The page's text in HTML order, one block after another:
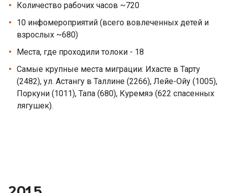
Количество рабочих часов ~720
10 инфомероприятий (всего вовлеченных детей и
взрослых ~680)
Места, где проходили толоки - 18
Самые крупные места миграции: Ихасте в Тарту
(2482), ул. Астангу в Таллине (2266), Лейе-Ойу (1005),
Поркуни (1011), Тапа (680), Куремяэ (622 спасенных
лягушек).